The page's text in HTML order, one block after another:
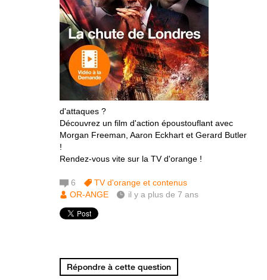
d'attaques ?
Découvrez un film d'action époustouflant avec
Morgan Freeman, Aaron Eckhart et Gerard Butler
!
Rendez-vous vite sur la TV d'orange !
6
TV d'orange et contenus
OR-ANGE
il y a plus de 7 ans
Répondre à cette question